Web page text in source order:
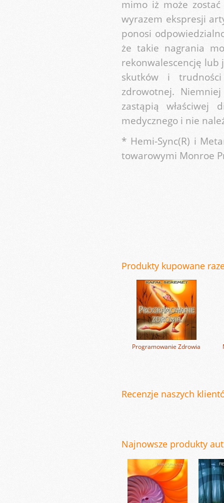
mimo iż może
wyrazem ekspresji
ponosi
że takie nagrania
rekonwalescencję lub
skutków i
zdrowotnej.
zastąpią właściwej
medycznego i nie
* Hemi-Sync(R) i
towarowymi Monroe
Produkty kupowane
Programowanie Zdrowia
Recenzje naszych
Najnowsze produkty